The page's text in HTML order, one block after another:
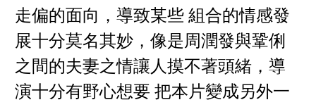
走偏的面向，導致某些 組合的情感發
展十分莫名其妙，像是周潤發與鞏俐
之間的夫妻之情讓人摸不著頭緒，導
演十分有野心想要 把本片變成另外一